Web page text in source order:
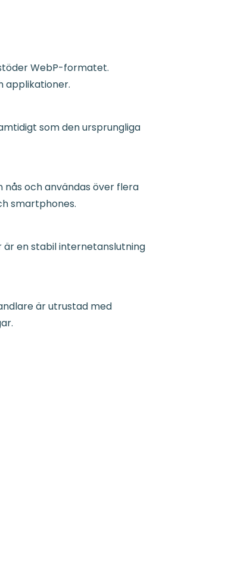
WebP-formatet.
applikationer.
som den ursprungliga
och användas över flera
smartphones.
är en stabil internetanslutning
är utrustad med